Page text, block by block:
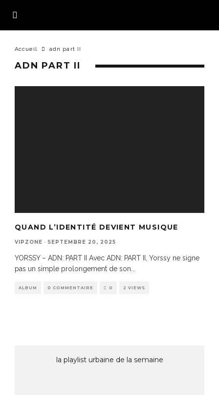
Accueil adn part II
ADN PART II
QUAND L’IDENTITÉ DEVIENT MUSIQUE
VIPZONE · SEPTEMBRE 20, 2025
YORSSY – ADN: PART II Avec ADN: PART II, Yorssy ne signe
pas un simple prolongement de son
ALBUM 0 COMMENTAIRE 0 2 VIEWS
la playlist urbaine de la semaine